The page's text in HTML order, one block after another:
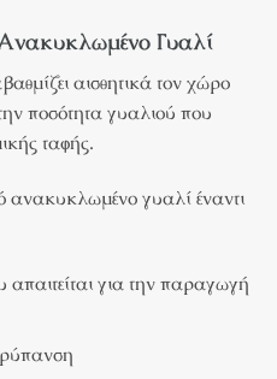
Γυαλί
αισθητικά τον χώρο
ποσότητα γυαλιού που
ταφής.
ανακυκλωμένο γυαλί έναντι
απαιτείται για την παραγωγή
ρύπανση